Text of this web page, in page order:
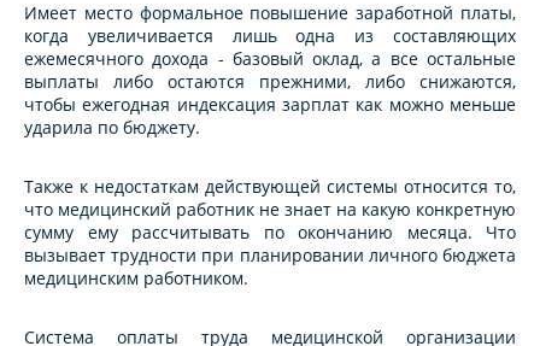
Имеет место формальное повышение заработной платы,
когда увеличивается лишь одна из составляющих
ежемесячного дохода - базовый оклад, а все остальные
выплаты либо остаются прежними, либо снижаются,
чтобы ежегодная индексация зарплат как можно меньше
ударила по бюджету.
Также к недостаткам действующей системы относится то,
что медицинский работник не знает на какую конкретную
сумму ему рассчитывать по окончанию месяца. Что
вызывает трудности при планировании личного бюджета
медицинским работником.
Система оплаты труда медицинской организации